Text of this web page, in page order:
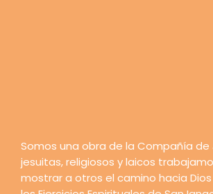
Somos una obra de la Compañía de
jesuitas, religiosos y laicos
mostrar a otros el camino hacia